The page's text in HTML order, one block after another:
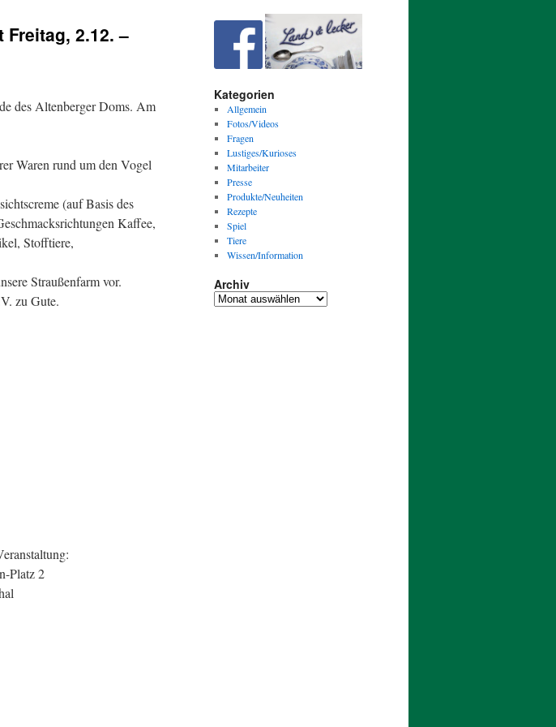
2.12. –
des Altenberger Doms. Am
Waren rund um den Vogel
(auf Basis des
Kaffee,
Stofftiere,
Straußenfarm vor.
zu Gute.
Platz 2
Kategorien
Allgemein
Fotos/Videos
Fragen
Lustiges/Kurioses
Mitarbeiter
Presse
Produkte/Neuheiten
Rezepte
Spiel
Tiere
Wissen/Information
Archiv
Archiv